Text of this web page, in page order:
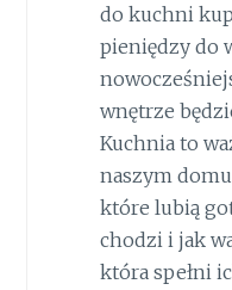
do kuchni
pieniędzy do
wnętrze
Kuchnia to
naszym
które lubią
chodzi i jak
która spełni